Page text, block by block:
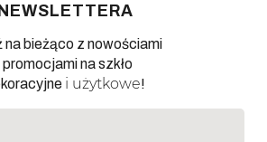
NEWSLETTERA
na bieżąco z nowościami
promocjami na szkło
i użytkowe!